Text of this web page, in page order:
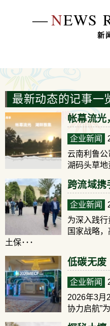
―NEWS
新
最新动态的记事一
帐幕流光
企业新闻
云南利鲁公
湖码头草地
跨流域携
企业新闻
为深入践
国家战略
土保･･･
低碳无
企业新闻
2026年3月
协力启航”